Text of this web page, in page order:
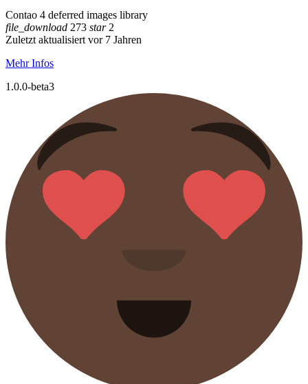
Contao 4 deferred images library
file_download 273 star2
Zuletzt aktualisiert vor 7 Jahren
Mehr Infos
1.0.0-beta3